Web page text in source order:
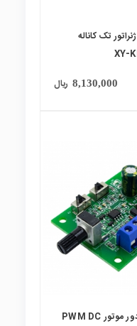
ماژول PWM ژنراتور تک کاناله
8,130,000 ریال
ماژول کنترل دور موتور PWM DC